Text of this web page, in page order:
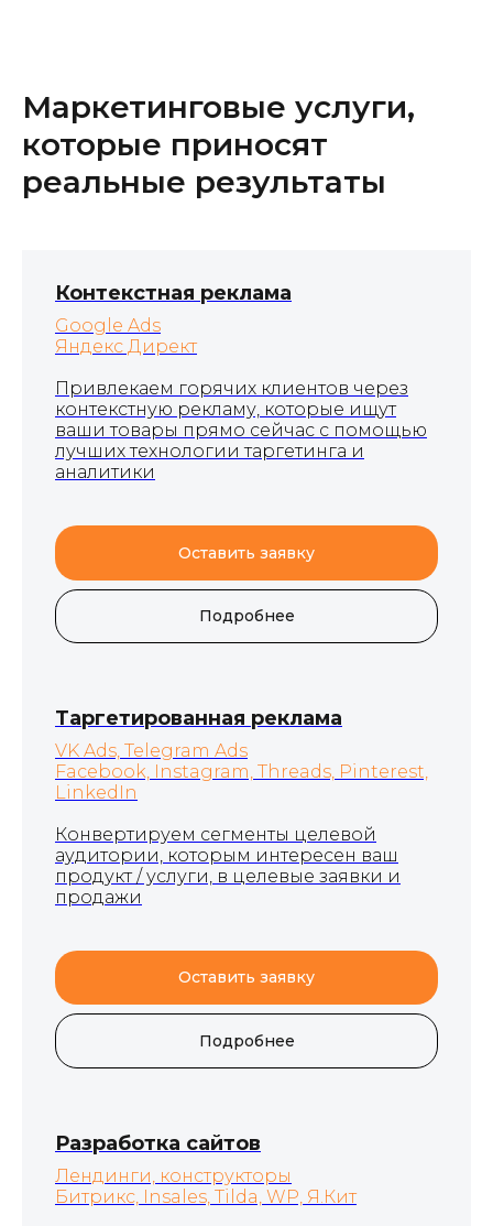
Маркетинговые услуги,
которые приносят
реальные результаты
Контекстная реклама
Google Ads
Яндекс Директ
Привлекаем горячих клиентов через
контекстную рекламу, которые ищут
ваши товары прямо сейчас с помощью
лучших технологии таргетинга и
аналитики
Оставить заявку
Подробнее
Таргетированная реклама
VK Ads, Telegram Ads
Facebook, Instagram, Threads, Pinterest,
LinkedIn
Конвертируем сегменты целевой
аудитории, которым интересен ваш
продукт / услуги, в целевые заявки и
продажи
Оставить заявку
Подробнее
Разработка сайтов
Лендинги, конструкторы
Битрикс, Insales, Tilda, WP, Я.Кит